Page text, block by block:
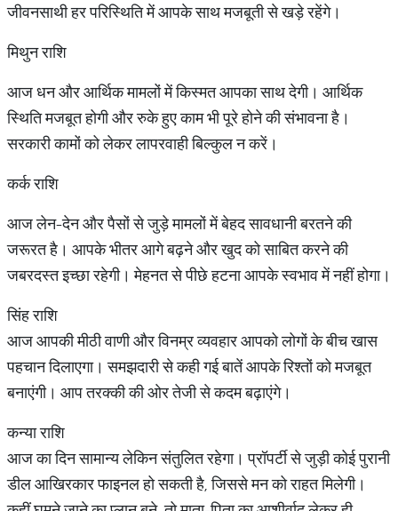
जीवनसाथी हर परिस्थिति में आपके साथ मजबूती से खड़े रहेंगे।
मिथुन राशि
आज धन और आर्थिक मामलों में किस्मत आपका साथ देगी। आर्थिक
स्थिति मजबूत होगी और रुके हुए काम भी पूरे होने की संभावना है।
सरकारी कामों को लेकर लापरवाही बिल्कुल न करें।
कर्क राशि
आज लेन-देन और पैसों से जुड़े मामलों में बेहद सावधानी बरतने की
जरूरत है। आपके भीतर आगे बढ़ने और खुद को साबित करने की
जबरदस्त इच्छा रहेगी। मेहनत से पीछे हटना आपके स्वभाव में नहीं होगा।
सिंह राशि
आज आपकी मीठी वाणी और विनम्र व्यवहार आपको लोगों के बीच खास
पहचान दिलाएगा। समझदारी से कही गई बातें आपके रिश्तों को मजबूत
बनाएंगी। आप तरक्की की ओर तेजी से कदम बढ़ाएंगे।
कन्या राशि
आज का दिन सामान्य लेकिन संतुलित रहेगा। प्रॉपर्टी से जुड़ी कोई पुरानी
डील आखिरकार फाइनल हो सकती है, जिससे मन को राहत मिलेगी।